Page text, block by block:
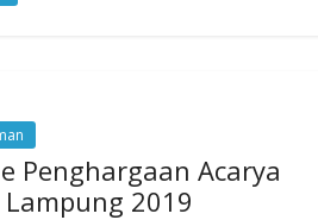
Penghargaan Acarya
2019